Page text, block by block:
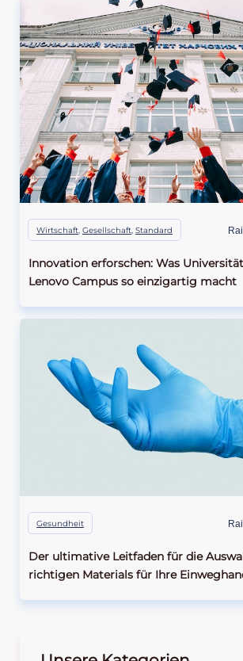
Wirtschaft, Gesellschaft, Standard
Innovation erforschen: Was
Lenovo Campus so einzigartig macht
Gesundheit
Der ultimative Leitfaden für die
richtigen Materials für Ihre